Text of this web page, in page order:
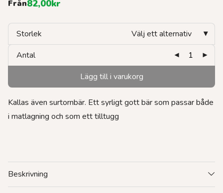
Från82,00kr
Storlek
Välj ett alternativ
Antal
Lägg till i varukorg
Kallas även surtornbär. Ett syrligt gott bär som passar både
i matlagning och som ett tilltugg
Beskrivning